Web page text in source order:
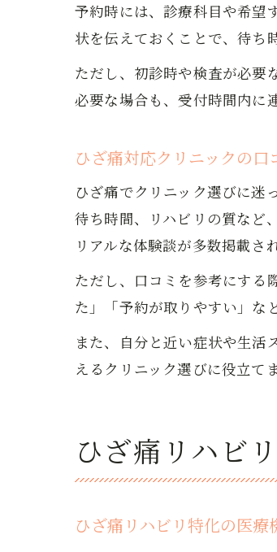
予約時には、診療科目や希望
状を伝えておくことで、待ち
ただし、初診時や検査が必要
必要な場合も、受付時間内に
ひざ痛対応クリニックの口
ひざ痛でクリニック選びに迷
待ち時間、リハビリの質など
リアルな体験談が多数掲載さ
ただし、口コミを参考にする
た」「予約が取りやすい」な
また、自分と近い症状や生活
えるクリニック選びに役立て
ひざ痛リハビ
ひざ痛リハビリ特化の医療